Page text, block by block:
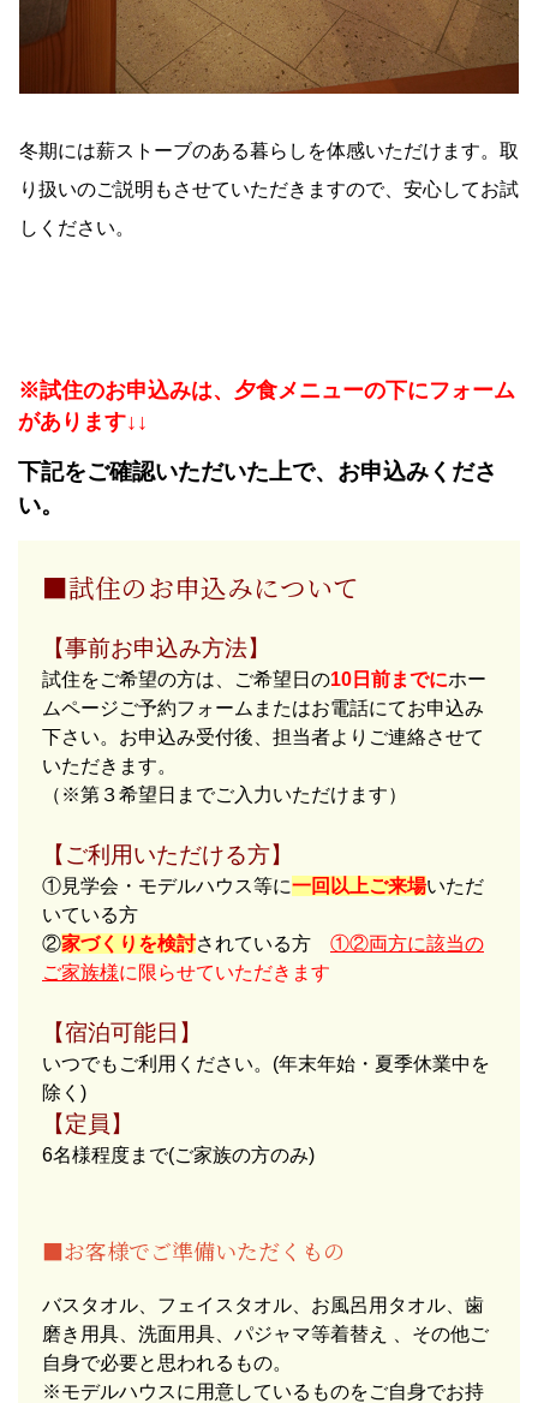
冬期には薪ストーブのある暮らしを体感いただけます。取
り扱いのご説明もさせていただきますので、安心してお試
しください。
※試住のお申込みは、夕食メニューの下にフォーム
があります↓↓
下記をご確認いただいた上で、お申込みくださ
い。
■試住のお申込みについて
【事前お申込み方法】
試住をご希望の方は、ご希望日の10日前までにホー
ムページご予約フォームまたはお電話にてお申込み
下さい。お申込み受付後、担当者よりご連絡させて
いただきます。
（※第３希望日までご入力いただけます）
【ご利用いただける方】
①見学会・モデルハウス等に一回以上ご来場いただ
いている方
②家づくりを検討されている方 ①②両方に該当の
ご家族様に限らせていただきます
【宿泊可能日】
いつでもご利用ください。(年末年始・夏季休業中を
除く)
【定員】
6名様程度まで(ご家族の方のみ)
■お客様でご準備いただくもの
バスタオル、フェイスタオル、お風呂用タオル、歯
磨き用具、洗面用具、パジャマ等着替え 、その他ご
自身で必要と思われるもの。
※モデルハウスに用意しているものをご自身でお持